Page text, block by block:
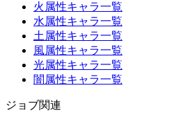
火属性キャラ一覧
水属性キャラ一覧
土属性キャラ一覧
風属性キャラ一覧
光属性キャラ一覧
闇属性キャラ一覧
ジョブ関連